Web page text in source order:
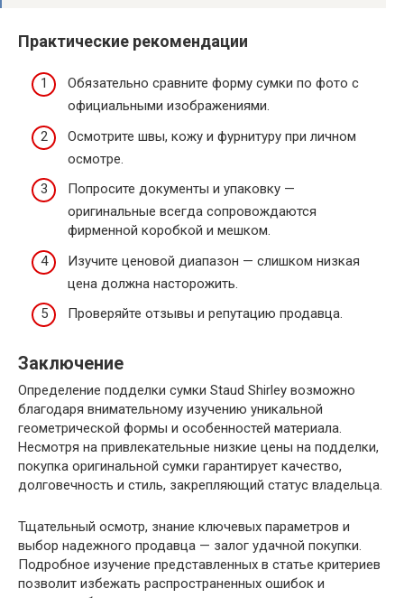
Практические рекомендации
Обязательно сравните форму сумки по фото с
официальными изображениями.
Осмотрите швы, кожу и фурнитуру при личном
осмотре.
Попросите документы и упаковку —
оригинальные всегда сопровождаются
фирменной коробкой и мешком.
Изучите ценовой диапазон — слишком низкая
цена должна насторожить.
Проверяйте отзывы и репутацию продавца.
Заключение
Определение подделки сумки Staud Shirley возможно
благодаря внимательному изучению уникальной
геометрической формы и особенностей материала.
Несмотря на привлекательные низкие цены на подделки,
покупка оригинальной сумки гарантирует качество,
долговечность и стиль, закрепляющий статус владельца.
Тщательный осмотр, знание ключевых параметров и
выбор надежного продавца — залог удачной покупки.
Подробное изучение представленных в статье критериев
позволит избежать распространенных ошибок и